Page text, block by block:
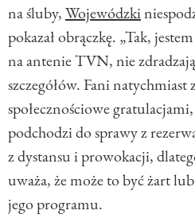
na śluby,Wojewódzki
pokazał obrączkę. „Tak,
na antenie TVN, nie
szczegółów. Fani natychmiast
społecznościowe
podchodzi do sprawy z
z dystansu i prowokacji,
uważa, że może to być żart
jego programu.